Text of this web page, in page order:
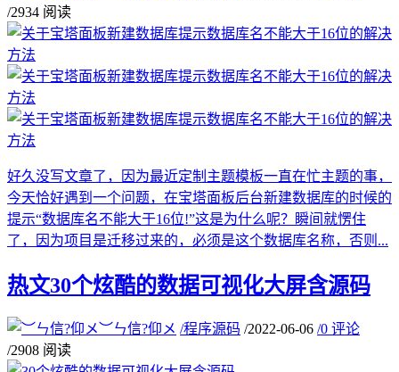
/2934 阅读
好久没写文章了，因为最近定制主题模板一直在忙主题的事，
今天恰好遇到一个问题，在宝塔面板后台新建数据库的时候的
提示“数据库名不能大于16位!”这是为什么呢？瞬间就愣住
了，因为项目是迁移过来的，必须是这个数据库名称，否则...
热文30个炫酷的数据可视化大屏含源码
︶ㄣ信?仰メ /程序源码 /2022-06-06 /0 评论
/2908 阅读